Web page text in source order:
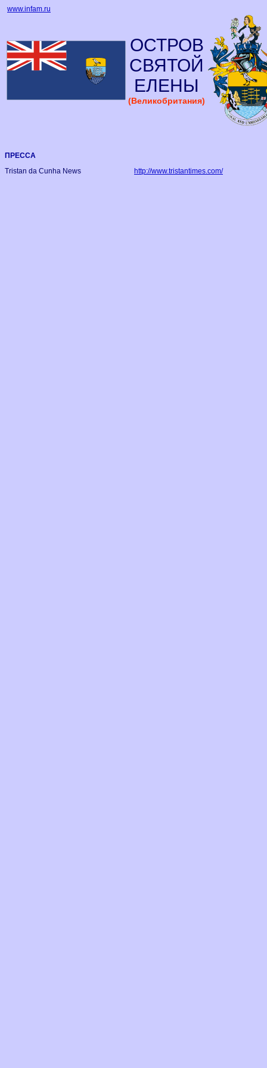
www.infam.ru
ОСТРОВ
СВЯТОЙ
ЕЛЕНЫ
(Великобритания)
ПРЕССА
Tristan da Cunha News
http://www.tristantimes.com/